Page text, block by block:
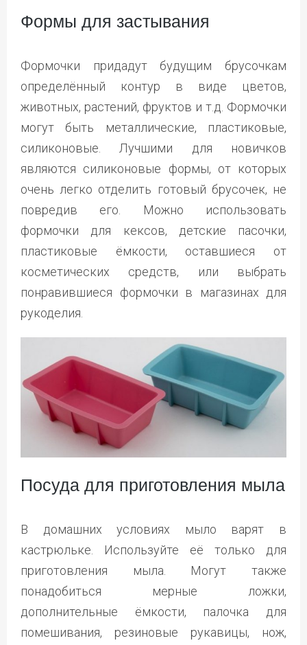
Формы для застывания
Формочки придадут будущим брусочкам
определённый контур в виде цветов,
животных, растений, фруктов и т.д. Формочки
могут быть металлические, пластиковые,
силиконовые. Лучшими для новичков
являются силиконовые формы, от которых
очень легко отделить готовый брусочек, не
повредив его. Можно использовать
формочки для кексов, детские пасочки,
пластиковые ёмкости, оставшиеся от
косметических средств, или выбрать
понравившиеся формочки в магазинах для
рукоделия.
Посуда для приготовления мыла
В домашних условиях мыло варят в
кастрюльке. Используйте её только для
приготовления мыла. Могут также
понадобиться мерные ложки,
дополнительные ёмкости, палочка для
помешивания, резиновые рукавицы, нож,